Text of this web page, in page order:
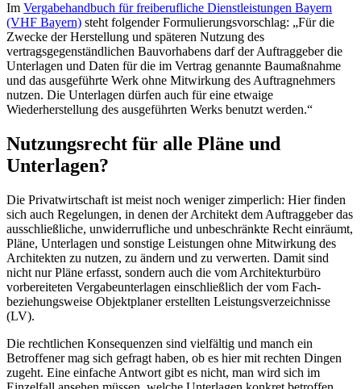
Im Vergabehandbuch für freiberufliche Dienstleistungen Bayern
(VHF Bayern) steht folgender Formulierungsvorschlag: „Für die
Zwecke der Herstellung und späteren Nutzung des
vertragsgegenständlichen Bauvorhabens darf der Auftraggeber die
Unterlagen und Daten für die im Vertrag genannte Baumaßnahme
und das ausgeführte Werk ohne Mitwirkung des Auftragnehmers
nutzen. Die Unterlagen dürfen auch für eine etwaige
Wiederherstellung des ausgeführten Werks benutzt werden.“
Nutzungsrecht für alle Pläne und
Unterlagen?
Die Privatwirtschaft ist meist noch weniger zimperlich: Hier finden
sich auch Regelungen, in denen der Architekt dem Auftraggeber das
ausschließliche, unwiderrufliche und unbeschränkte Recht einräumt,
Pläne, Unterlagen und sonstige Leistungen ohne Mitwirkung des
Architekten zu nutzen, zu ändern und zu verwerten. Damit sind
nicht nur Pläne erfasst, sondern auch die vom Architekturbüro
vorbereiteten Vergabeunterlagen einschließlich der vom Fach-
beziehungsweise Objektplaner erstellten Leistungsverzeichnisse
(LV).
Die rechtlichen Konsequenzen sind vielfältig und manch ein
Betroffener mag sich gefragt haben, ob es hier mit rechten Dingen
zugeht. Eine einfache Antwort gibt es nicht, man wird sich im